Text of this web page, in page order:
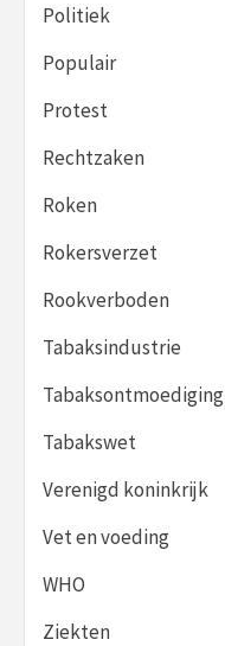
Politiek
Populair
Protest
Rechtzaken
Roken
Rokersverzet
Rookverboden
Tabaksindustrie
Tabaksontmoediging
Tabakswet
Verenigd koninkrijk
Vet en voeding
WHO
Ziekten